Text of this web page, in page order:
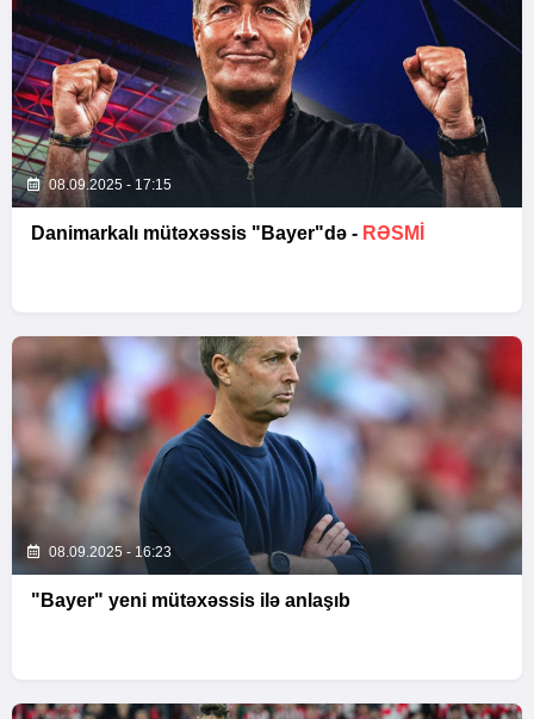
08.09.2025 - 17:15
Danimarkalı mütəxəssis "Bayer"də - RƏSMI
08.09.2025 - 16:23
"Bayer" yeni mütəxəssis ilə anlaşıb